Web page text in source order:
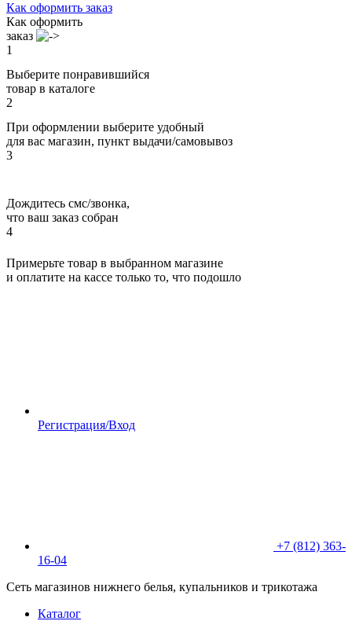
Как оформить заказ
Как оформить
заказ
1
Выберите понравившийся
товар в каталоге
2
При оформлении выберите удобный
для вас магазин, пункт выдачи/самовывоз
3
Дождитесь смс/звонка,
что ваш заказ собран
4
Примерьте товар в выбранном магазине
и оплатите на кассе только то, что подошло
Регистрация/Вход
+7 (812) 363-
16-04
Сеть магазинов нижнего белья, купальников и трикотажа
Каталог